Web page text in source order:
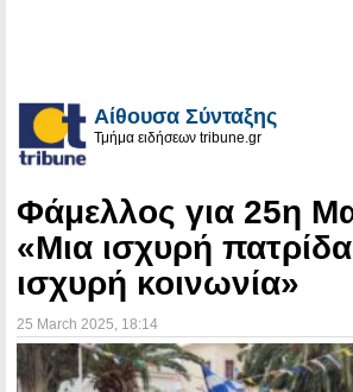
Αίθουσα Σύνταξης
Τμήμα ειδήσεων tribune.gr
Φάμελλος για 25η
«Μια ισχυρή πατρίδα
ισχυρή κοινωνία»
25 March 2025 , 18:14